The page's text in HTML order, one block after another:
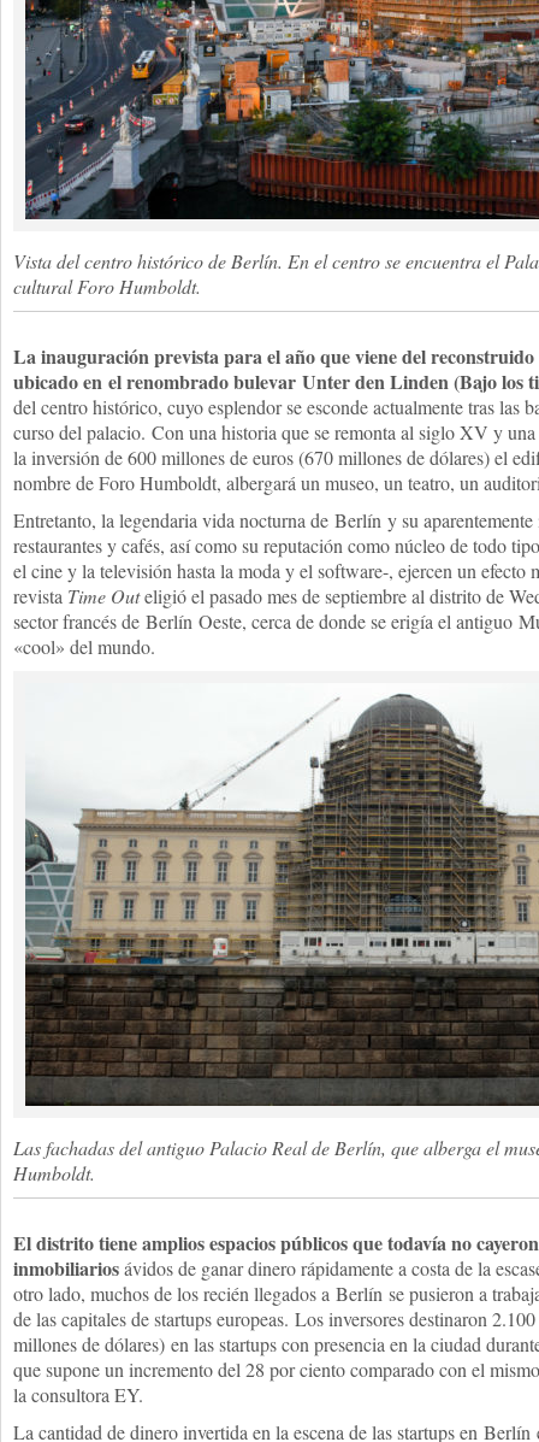
Vista del centro histórico de Berlín. En el centro se encuentra el
cultural Foro Humboldt.
La inauguración prevista para el año que viene del
ubicado en el renombrado bulevar Unter den Linden (Bajo los
del centro histórico, cuyo esplendor se esconde actualmente tras las
curso del palacio. Con una historia que se remonta al siglo XV y
la inversión de 600 millones de euros (670 millones de dólares) el
nombre de Foro Humboldt, albergará un museo, un teatro, un
Entretanto, la legendaria vida nocturna de Berlín y su
restaurantes y cafés, así como su reputación como núcleo de todo
el cine y la televisión hasta la moda y el software-, ejercen un efecto
revista Time Outeligió el pasado mes de septiembre al distrito de
sector francés de Berlín Oeste, cerca de donde se erigía el antiguo
«cool» del mundo.
Las fachadas del antiguo Palacio Real de Berlín, que alberga el
Humboldt.
El distrito tiene amplios espacios públicos que todavía no
inmobiliariosávidos de ganar dinero rápidamente a costa de la
otro lado, muchos de los recién llegados a Berlín se pusieron a
de las capitales de startups europeas. Los inversores destinaron
millones de dólares) en las startups con presencia en la ciudad
que supone un incremento del 28 por ciento comparado con el
la consultora EY.
La cantidad de dinero invertida en la escena de las startups en Berlín